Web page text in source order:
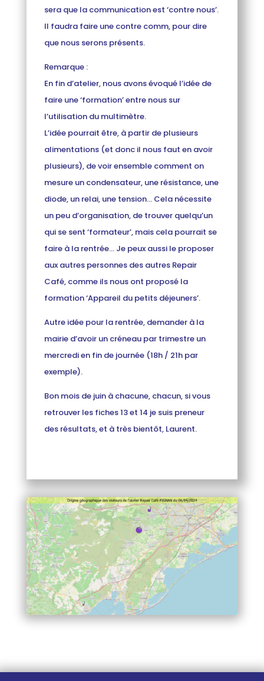
sera que la communication est ‘contre nous’.
Il faudra faire une contre comm, pour dire
que nous serons présents.
Remarque :
En fin d’atelier, nous avons évoqué l’idée de
faire une ‘formation’ entre nous sur
l’utilisation du multimètre.
L’idée pourrait être, à partir de plusieurs
alimentations (et donc il nous faut en avoir
plusieurs), de voir ensemble comment on
mesure un condensateur, une résistance, une
diode, un relai, une tension… Cela nécessite
un peu d’organisation, de trouver quelqu’un
qui se sent ‘formateur’, mais cela pourrait se
faire à la rentrée… Je peux aussi le proposer
aux autres personnes des autres Repair
Café, comme ils nous ont proposé la
formation ‘Appareil du petits déjeuners’.
Autre idée pour la rentrée, demander à la
mairie d’avoir un créneau par trimestre un
mercredi en fin de journée (18h / 21h par
exemple).
Bon mois de juin à chacune, chacun, si vous
retrouver les fiches 13 et 14 je suis preneur
des résultats, et à très bientôt, Laurent.